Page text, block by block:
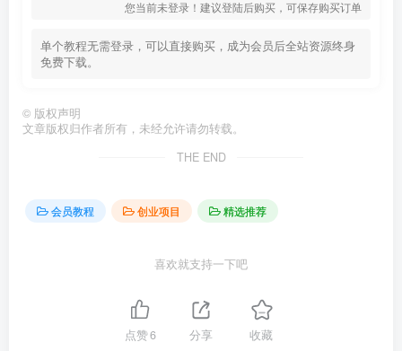
您当前未登录！建议登陆后购买，可保存购买订单
单个教程无需登录，可以直接购买，成为会员后全站资源终身
免费下载。
© 版权声明
文章版权归作者所有，未经允许请勿转载。
THE END
会员教程 创业项目 精选推荐
喜欢就支持一下吧
点赞6 分享 收藏